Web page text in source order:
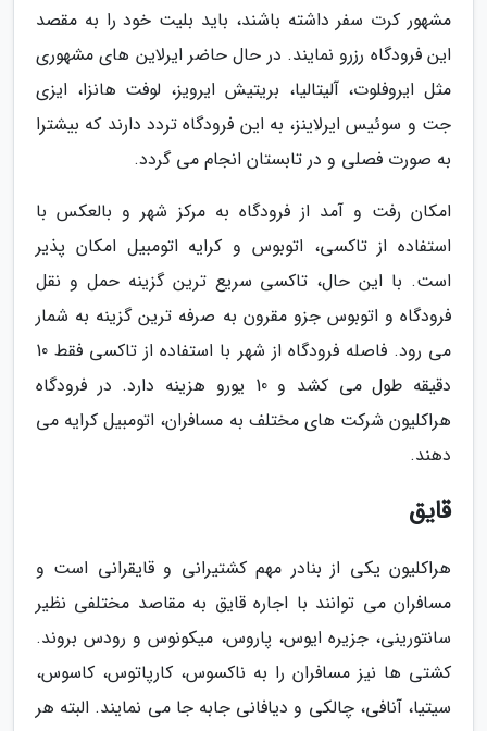
مشهور کرت سفر داشته باشند، باید بلیت خود را به مقصد
این فرودگاه رزرو نمایند. در حال حاضر ایرلاین های مشهوری
مثل ایروفلوت، آلیتالیا، بریتیش ایرویز، لوفت هانزا، ایزی
جت و سوئیس ایرلاینز، به این فرودگاه تردد دارند که بیشترا
به صورت فصلی و در تابستان انجام می گردد.
امکان رفت و آمد از فرودگاه به مرکز شهر و بالعکس با
استفاده از تاکسی، اتوبوس و کرایه اتومبیل امکان پذیر
است. با این حال، تاکسی سریع ترین گزینه حمل و نقل
فرودگاه و اتوبوس جزو مقرون به صرفه ترین گزینه به شمار
می رود. فاصله فرودگاه از شهر با استفاده از تاکسی فقط 10
دقیقه طول می کشد و 10 یورو هزینه دارد. در فرودگاه
هراکلیون شرکت های مختلف به مسافران، اتومبیل کرایه می
دهند.
قایق
هراکلیون یکی از بنادر مهم کشتیرانی و قایقرانی است و
مسافران می توانند با اجاره قایق به مقاصد مختلفی نظیر
سانتورینی، جزیره ایوس، پاروس، میکونوس و رودس بروند.
کشتی ها نیز مسافران را به ناکسوس، کارپاتوس، کاسوس،
سیتیا، آنافی، چالکی و دیافانی جابه جا می نمایند. البته هر